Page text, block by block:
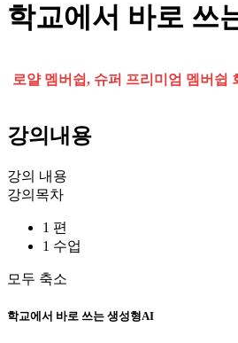
학교에서 바로 쓰
로얄 멤버쉽, 슈퍼 프리미엄 멤버쉽
강의내용
강의 내용
강의목차
1 편
1 수업
모두 축소
학교에서 바로 쓰는 생성형AI